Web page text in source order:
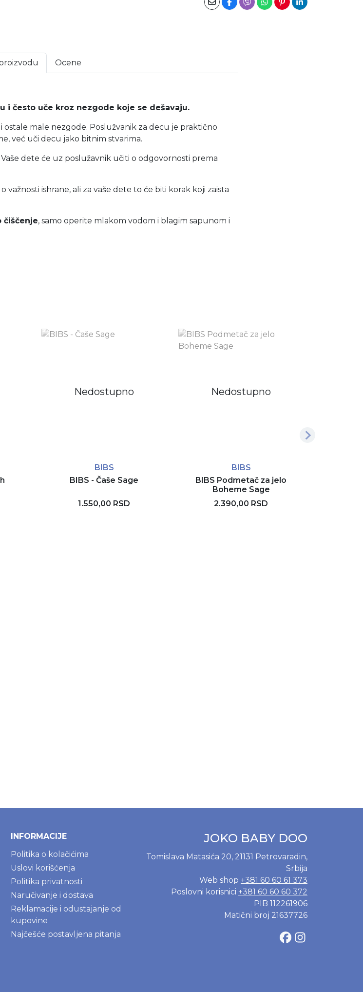
Ocene
i često uče kroz nezgode koje se dešavaju.
male nezgode. Poslužvanik za decu je praktično
već uči decu jako bitnim stvarima.
dete će uz poslužavnik učiti o odgovornosti prema
ishrane, ali za vaše dete to će biti korak koji zaista
čiščenje, samo operite mlakom vodom i blagim sapunom i
Nedostupno
BIBS
BIBS - Čaše Sage
1.550,00 RSD
Nedostupno
BIBS
BIBS Podmetač za jelo
Boheme Sage
2.390,00 RSD
INFORMACIJE
Politika o kolačićima
Uslovi korišćenja
Politika privatnosti
Naručivanje i dostava
Reklamacije i odustajanje od
kupovine
Najčešće postavljena pitanja
JOKO BABY DOO
Tomislava Matasića 20, 21131 Petrovaradin,
Srbija
Web shop +381 60 60 61 373
Poslovni korisnici +381 60 60 60 372
PIB 112261906
Matični broj 21637726